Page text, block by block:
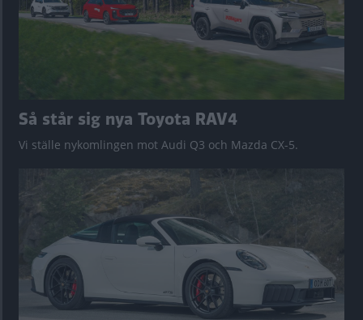
Så står sig nya Toyota RAV4
Vi ställe nykomlingen mot Audi Q3 och Mazda CX-5.